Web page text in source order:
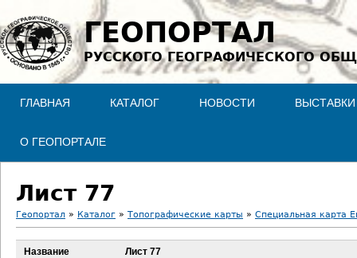
Jump to navigation
ГЕОПОРТАЛ
РУССКОГО ГЕОГРАФИЧЕСКОГО
ГЛАВНАЯ КАТАЛОГ НОВОСТИ ВЫСТАВКИ
О ГЕОПОРТАЛЕ
Лист 77
В
Геопортал » Каталог » Топографические карты » Специальная карта
Название Лист 77